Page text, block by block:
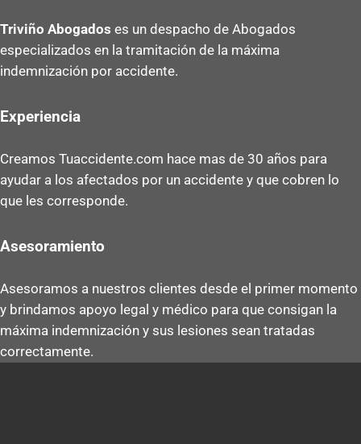
Triviño Abogados es un despacho de Abogados
especializados en la tramitación de la máxima
indemnización por accidente.
Experiencia
Creamos Tuaccidente.com hace mas de 30 años para
ayudar a los afectados por un accidente y que cobren lo
que les corresponde.
Asesoramiento
Asesoramos a nuestros clientes desde el primer momento
y brindamos apoyo legal y médico para que consigan la
máxima indemnización y sus lesiones sean tratadas
correctamente.